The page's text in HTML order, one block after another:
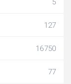
5
127
16750
77